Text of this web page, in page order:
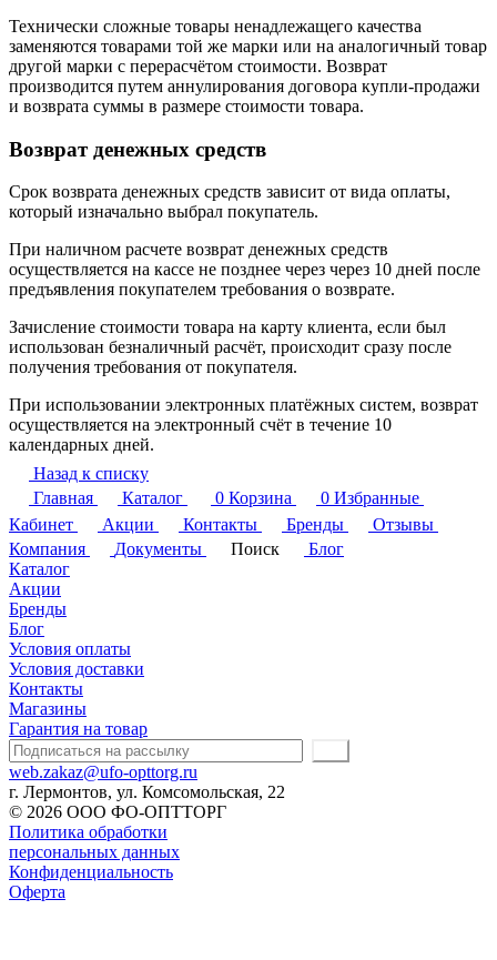
Технически сложные товары ненадлежащего качества
заменяются товарами той же марки или на аналогичный товар
другой марки с перерасчётом стоимости. Возврат
производится путем аннулирования договора купли-продажи
и возврата суммы в размере стоимости товара.
Возврат денежных средств
Срок возврата денежных средств зависит от вида оплаты,
который изначально выбрал покупатель.
При наличном расчете возврат денежных средств
осуществляется на кассе не позднее через через 10 дней после
предъявления покупателем требования о возврате.
Зачисление стоимости товара на карту клиента, если был
использован безналичный расчёт, происходит сразу после
получения требования от покупателя.
При использовании электронных платёжных систем, возврат
осуществляется на электронный счёт в течение 10
календарных дней.
Назад к списку
Главная
Каталог 0 Корзина 0 Избранные
Кабинет
Акции Контакты Бренды
Отзывы
Компания
Документы Поиск
Блог
Каталог
Акции
Бренды
Блог
Условия оплаты
Условия доставки
Контакты
Магазины
Гарантия на товар
web.zakaz@ufo-opttorg.ru
г. Лермонтов, ул. Комсомольская, 22
© 2026 ООО ФО-ОПТТОРГ
Политика обработки
персональных данных
Конфиденциальность
Оферта